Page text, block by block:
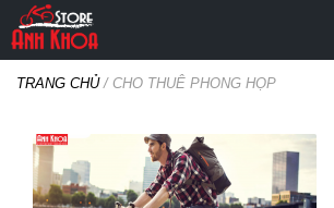
TRANG CHỦ/ CHO THUÊ PHONG HỌP